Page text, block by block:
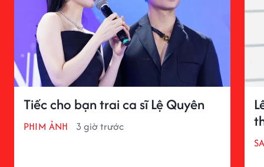
Tiếc cho bạn trai ca sĩ Lệ Quyên
PHIM ẢNH 3 giờ trước